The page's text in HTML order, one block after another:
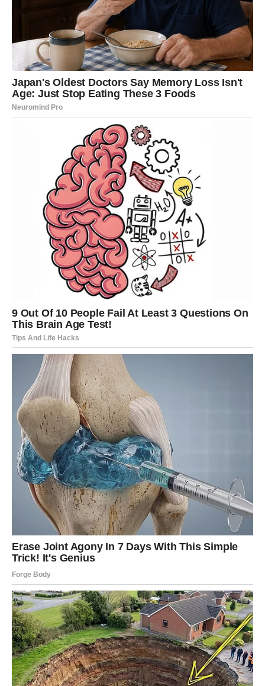
vlastitog jedinstvenog stila, o čemu svjedoče fotografije u
njegovim albumima starim više od dvadeset godina, ukazujući
na njegovu predanost praćenju trendova.
Jedan od albuma koji pokazuje njegovu dosljednost je “Tako
te volim”. Pokazujući svoju neustrašivost u prihvaćanju
promjena i prkošenju društvenim očekivanjima, samouvjereno
je nosio elegantan krem ​​i zlatni sako, dokazujući da se ne boji
odstupiti od norme.